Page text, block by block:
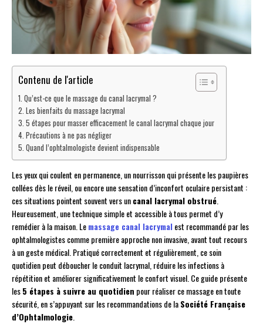
Contenu de l'article
Qu’est-ce que le massage du canal lacrymal ?
Les bienfaits du massage lacrymal
5 étapes pour masser efficacement le canal lacrymal chaque jour
Précautions à ne pas négliger
Quand l’ophtalmologiste devient indispensable
Les yeux qui coulent en permanence, un nourrisson qui présente les paupières
collées dès le réveil, ou encore une sensation d’inconfort oculaire persistant :
ces situations pointent souvent vers uncanal lacrymal obstrué.
Heureusement, une technique simple et accessible à tous permet d’y
remédier à la maison. Lemassage canal lacrymal est recommandé par les
ophtalmologistes comme première approche non invasive, avant tout recours
à un geste médical. Pratiqué correctement et régulièrement, ce soin
quotidien peut déboucher le conduit lacrymal, réduire les infections à
répétition et améliorer significativement le confort visuel. Ce guide présente
les5 étapes à suivre au quotidien pour réaliser ce massage en toute
sécurité, en s’appuyant sur les recommandations de laSociété Française
d’Ophtalmologie.